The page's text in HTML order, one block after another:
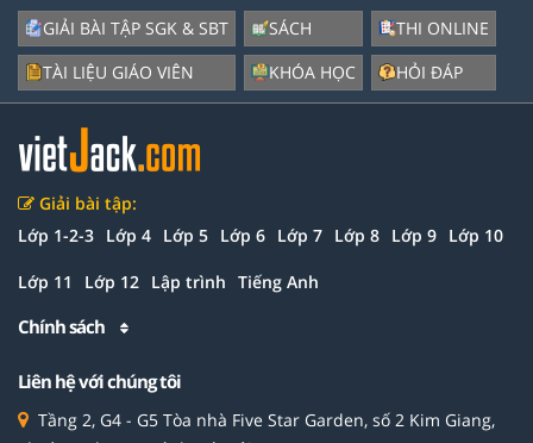
GIẢI BÀI TẬP SGK & SBT
TÀI LIỆU GIÁO VIÊN
SÁCH
KHÓA HỌC
THI ONLINE
HỎI ĐÁP
Giải bài tập:
Lớp 1-2-3 Lớp 4 Lớp 5 Lớp 6 Lớp 7 Lớp 8 Lớp 9 Lớp 10
Lớp 11 Lớp 12 Lập trình Tiếng Anh
Chính sách
Liên hệ với chúng tôi
Tầng 2, G4 - G5 Tòa nhà Five Star Garden, số 2 Kim Giang,